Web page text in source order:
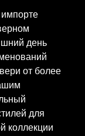
день
от более
для
коллекции